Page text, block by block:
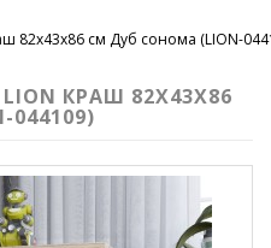
82x43x86 см Дуб сонома (LION-
КРАШ 82X43X86